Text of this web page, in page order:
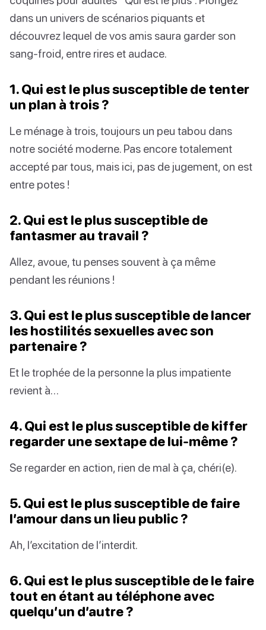
dans un univers de scénarios piquants et
découvrez lequel de vos amis saura garder son
sang-froid, entre rires et audace.
1. Qui est le plus susceptible de tenter
un plan à trois ?
Le ménage à trois, toujours un peu tabou dans
notre société moderne. Pas encore totalement
accepté par tous, mais ici, pas de jugement, on est
entre potes !
2. Qui est le plus susceptible de
fantasmer au travail ?
Allez, avoue, tu penses souvent à ça même
pendant les réunions !
3. Qui est le plus susceptible de lancer
les hostilités sexuelles avec son
partenaire ?
Et le trophée de la personne la plus impatiente
revient à…
4. Qui est le plus susceptible de kiffer
regarder une sextape de lui-même ?
Se regarder en action, rien de mal à ça, chéri(e).
5. Qui est le plus susceptible de faire
l’amour dans un lieu public ?
Ah, l’excitation de l’interdit.
6. Qui est le plus susceptible de le faire
tout en étant au téléphone avec
quelqu’un d’autre ?